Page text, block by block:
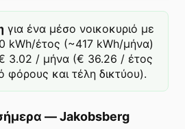
για ένα μέσο νοικοκυριό με
kWh/έτος (~417 kWh/μήνα)
3.02 / μήνα (€ 36.26 / έτος
φόρους και τέλη δικτύου).
—Jakobsberg